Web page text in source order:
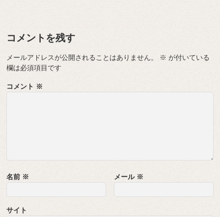
コメントを残す
メールアドレスが公開されることはありません。 ※ が付いている
欄は必須項目です
コメント ※
名前 ※ メール ※
サイト